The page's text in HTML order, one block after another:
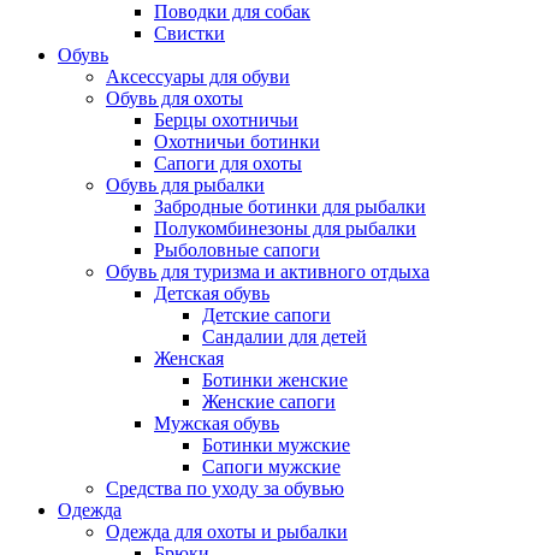
Поводки для собак
Свистки
Обувь
Аксессуары для обуви
Обувь для охоты
Берцы охотничьи
Охотничьи ботинки
Сапоги для охоты
Обувь для рыбалки
Забродные ботинки для рыбалки
Полукомбинезоны для рыбалки
Рыболовные сапоги
Обувь для туризма и активного отдыха
Детская обувь
Детские сапоги
Сандалии для детей
Женская
Ботинки женские
Женские сапоги
Мужская обувь
Ботинки мужские
Сапоги мужские
Средства по уходу за обувью
Одежда
Одежда для охоты и рыбалки